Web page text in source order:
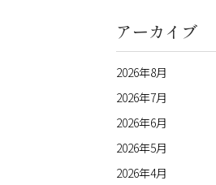
アーカイブ
2026年8月
2026年7月
2026年6月
2026年5月
2026年4月